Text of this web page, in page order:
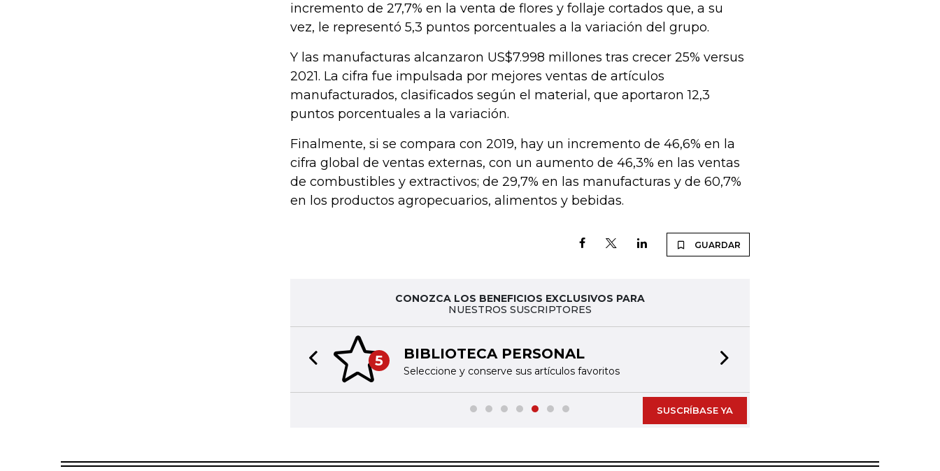
incremento de 27,7% en la venta de flores y follaje cortados que, a su
vez, le representó 5,3 puntos porcentuales a la variación del grupo.
Y las manufacturas alcanzaron US$7.998 millones tras crecer 25% versus
2021. La cifra fue impulsada por mejores ventas de artículos
manufacturados, clasificados según el material, que aportaron 12,3
puntos porcentuales a la variación.
Finalmente, si se compara con 2019, hay un incremento de 46,6% en la
cifra global de ventas externas, con un aumento de 46,3% en las ventas
de combustibles y extractivos; de 29,7% en las manufacturas y de 60,7%
en los productos agropecuarios, alimentos y bebidas.
GUARDAR
CONOZCA LOS BENEFICIOS EXCLUSIVOS PARA
NUESTROS SUSCRIPTORES
5 BIBLIOTECA PERSONAL
Seleccione y conserve sus artículos favoritos
Previous slide
SUSCRÍBASE YA